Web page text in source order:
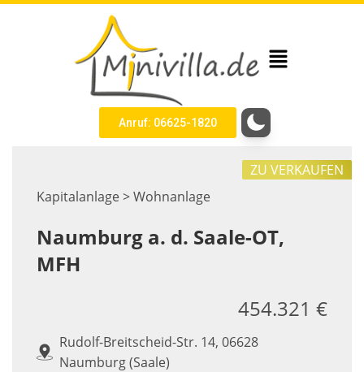
Anruf: 06625-1820
Kapitalanlage > Wohnanlage
ZU VERKAUFEN
Naumburg a. d. Saale-OT,
MFH
Rudolf-Breitscheid-Str. 14, 06628
Naumburg (Saale)
454.321 €